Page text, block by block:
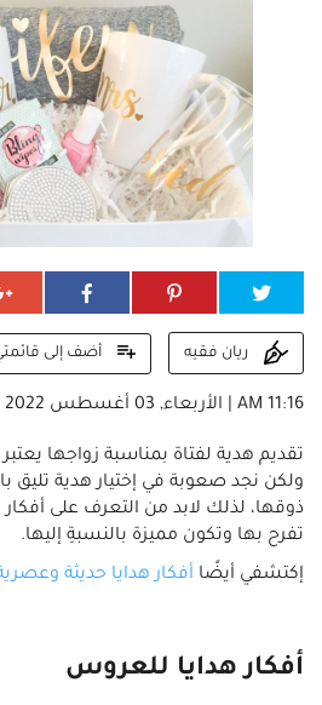
ريان فقيه أضف إلى
11:16 AM | الأربعاء, 03 أغسطس 2022
تقديم هدية لفتاة بمناسبة زواجها يعتبر
ولكن نجد صعوبة في إختيار هدية
ذوقها، لذلك لابد من التعرف على
تفرح بها وتكون مميزة بالنسبةِ إليها.
إكتشفي أيضًا أفكار هدايا حديثة
أفكار هدايا للعروس